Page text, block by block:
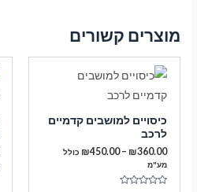
מוצרים קשורים
כיסויים למושבים קדמיים
לרכב
₪360.00
–
₪450.00
טווח
כולל
מע"מ